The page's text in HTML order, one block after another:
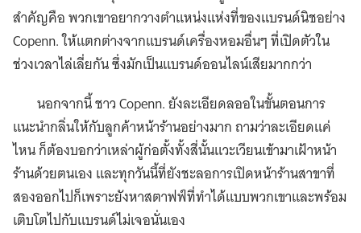
สำคัญคือ พวกเขาอยากวางตำแหน่งแห่งที่ของแบรนด์นิชอย่าง
Copenn. ให้แตกต่างจากแบรนด์เครื่องหอมอื่นๆ ที่เปิดตัวใน
ช่วงเวลาไล่เลี่ยกัน ซึ่งมักเป็นแบรนด์ออนไลน์เสียมากกว่า
นอกจากนี้ ชาว Copenn. ยังละเอียดลออในขั้นตอนการ
แนะนำกลิ่นให้กับลูกค้าหน้าร้านอย่างมาก ถามว่าละเอียดแค่
ไหน ก็ต้องบอกว่าเหล่าผู้ก่อตั้งทั้งสี่นั้นแวะเวียนเข้ามาเฝ้าหน้า
ร้านด้วยตนเอง และทุกวันนี้ที่ยังชะลอการเปิดหน้าร้านสาขาที่
สองออกไปก็เพราะยังหาสตาฟฟ์ที่ทำได้แบบพวกเขาและพร้อม
เติบโตไปกับแบรนด์ไม่เจอนั่นเอง